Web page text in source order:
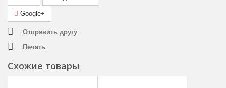
Площадь
освещения
(м2)
Общая
Гарантия
Google+
Отправить другу
Печать
Схожие товары